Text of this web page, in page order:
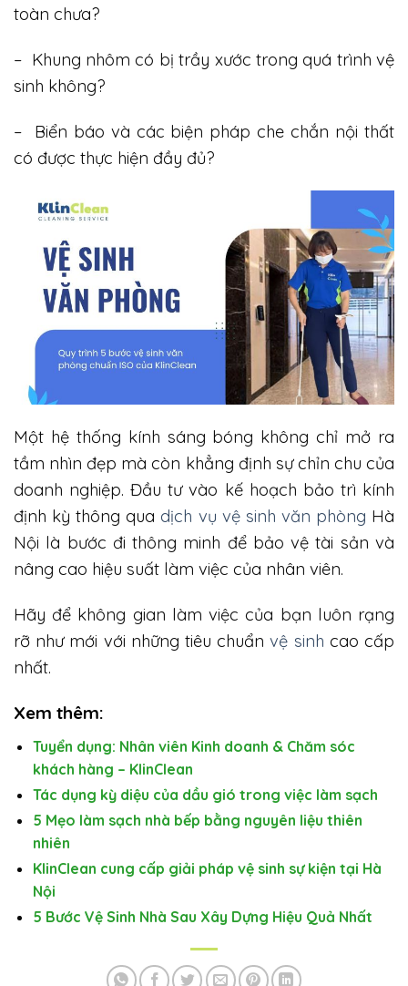
toàn chưa?
– Khung nhôm có bị trầy xước trong quá trình vệ
sinh không?
– Biển báo và các biện pháp che chắn nội thất
có được thực hiện đầy đủ?
Một hệ thống kính sáng bóng không chỉ mở ra
tầm nhìn đẹp mà còn khẳng định sự chỉn chu của
doanh nghiệp. Đầu tư vào kế hoạch bảo trì kính
định kỳ thông qua dịch vụ vệ sinh văn phòng Hà
Nội là bước đi thông minh để bảo vệ tài sản và
nâng cao hiệu suất làm việc của nhân viên.
Hãy để không gian làm việc của bạn luôn rạng
rỡ như mới với những tiêu chuẩnvệ sinh cao cấp
nhất.
Xem thêm:
Tuyển dụng: Nhân viên Kinh doanh & Chăm sóc
khách hàng – KlinClean
Tác dụng kỳ diệu của dầu gió trong việc làm sạch
5 Mẹo làm sạch nhà bếp bằng nguyên liệu thiên
nhiên
KlinClean cung cấp giải pháp vệ sinh sự kiện tại Hà
Nội
5 Bước Vệ Sinh Nhà Sau Xây Dựng Hiệu Quả Nhất